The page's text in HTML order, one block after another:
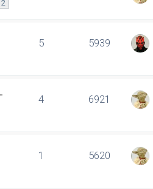
2
5 5939
4 6921
1 5620